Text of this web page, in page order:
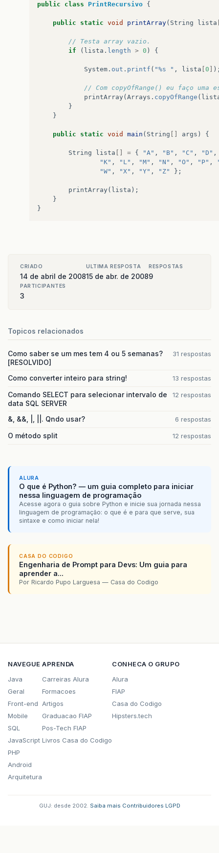
public class PrintRecursivo {
public static void printArray( String lista
// Testa array vazio.
if
( lista . length > 0 ) {
System . out . printf ( "%s " , lista 0
// Com copyOfRange() eu faço uma
printArray( Arrays . copyOfRange (
}
}
public static void main ( String args ) {
String lista = { "A" , "B" , "C" , "D" ,
"K" , "L" , "M" , "N" , "O" , "P" ,
"W" , "X" , "Y" , "Z" };
printArray( lista );
}
}
CRIADO
14 de abril de 2008
ULTIMA RESPOSTA
15 de abr. de 2008
RESPOSTAS
9
PARTICIPANTES
3
Topicos relacionados
Como saber se um mes tem 4 ou 5 semanas?
[RESOLVIDO]
31 respostas
Como converter inteiro para string! 13 respostas
Comando SELECT para selecionar intervalo de
data SQL SERVER
12 respostas
&, &&, |, ||. Qndo usar? 6 respostas
O método split 12 respostas
ALURA
O que é Python? — um guia completo para iniciar
nessa linguagem de programação
Acesse agora o guia sobre Python e inicie sua jornada nessa
linguagem de programação: o que é e para que serve, sua
sintaxe e como iniciar nela!
CASA DO CODIGO
Engenharia de Prompt para Devs: Um guia para
aprender a...
Por Ricardo Pupo Larguesa — Casa do Codigo
NAVEGUE
Java
Geral
Front-end
Mobile
SQL
JavaScript
PHP
Android
Arquitetura
APRENDA
Carreiras Alura
Formacoes
Artigos
Graduacao FIAP
Pos-Tech FIAP
Livros Casa do Codigo
CONHECA O GRUPO
Alura
FIAP
Casa do Codigo
Hipsters.tech
GUJ: desde 2002. Saiba mais Contribuidores LGPD